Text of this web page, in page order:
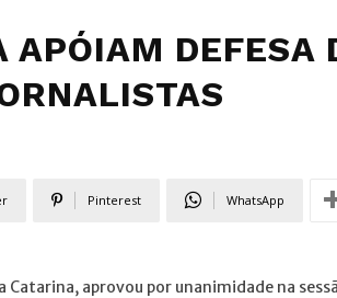
APÓIAM DEFESA
Pinterest WhatsApp
aprovou por unanimidade na